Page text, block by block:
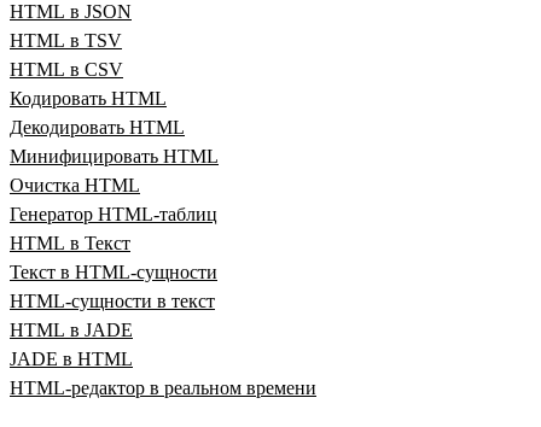
HTML в JSON
HTML в TSV
HTML в CSV
Кодировать HTML
Декодировать HTML
Минифицировать HTML
Очистка HTML
Генератор HTML‑таблиц
HTML в Текст
Текст в HTML‑сущности
HTML‑сущности в текст
HTML в JADE
JADE в HTML
HTML‑редактор в реальном времени